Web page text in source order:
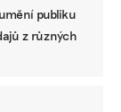
publiku
z různých
je
a zvyšovat